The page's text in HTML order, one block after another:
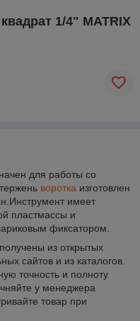
1/4" MATRIX
для работы со
воротка изготовлен
имеет
пластмассы и
фиксатором.
из открытых
сайтов и из каталогов.
точность и полноту
у менеджера
товар при